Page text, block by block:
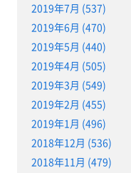
2019年7月 (537)
2019年6月 (470)
2019年5月 (440)
2019年4月 (505)
2019年3月 (549)
2019年2月 (455)
2019年1月 (496)
2018年12月 (536)
2018年11月 (479)